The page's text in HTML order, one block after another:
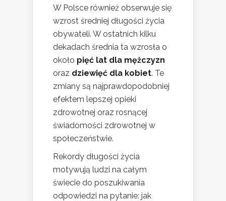
W Polsce również obserwuje się
wzrost średniej długości życia
obywateli. W ostatnich kilku
dekadach średnia ta wzrosła o
około pięć lat dla mężczyzn
oraz dziewięć dla kobiet. Te
zmiany są najprawdopodobniej
efektem lepszej opieki
zdrowotnej oraz rosnącej
świadomości zdrowotnej w
społeczeństwie.
Rekordy długości życia
motywują ludzi na całym
świecie do poszukiwania
odpowiedzi na pytanie: jak